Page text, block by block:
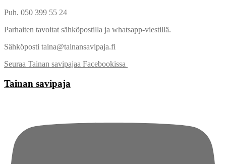
Puh. 050 399 55 24
Parhaiten tavoitat sähköpostilla ja whatsapp-viestillä.
Sähköposti taina@tainansavipaja.fi
Seuraa Tainan savipajaa Facebookissa
Tainan savipaja